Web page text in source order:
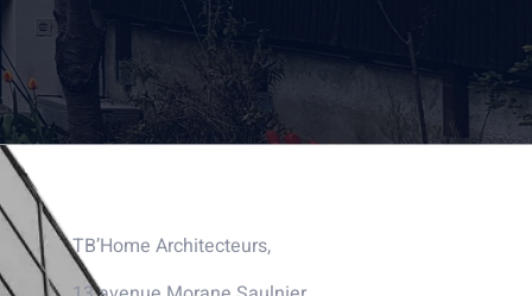
TB’Home Architecteurs,